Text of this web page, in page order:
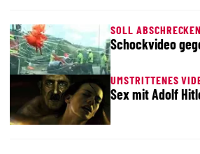
SOLL ABSCHRECKEN
Schockvideo
UMSTRITTENES
Sex mit Adolf